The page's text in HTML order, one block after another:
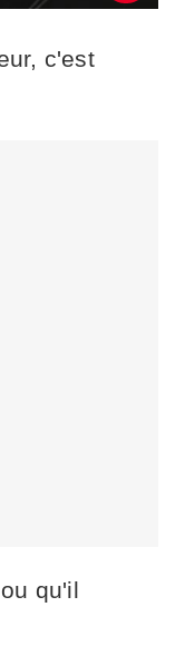
c'est
qu'il